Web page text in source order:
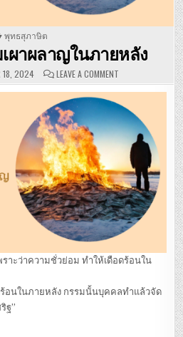
POSTED IN
พุทธสุภาษิต
ผาผลาญในภายหลัง
18, 2024 LEAVE A COMMENTON กรรมไม่ดี ย่
ราะว่าความชั่วย่อม ทำให้เดือดร้อนใน
อนในภายหลัง กรรมนั้นบุคคลทำแล้วจัด
ฐ”